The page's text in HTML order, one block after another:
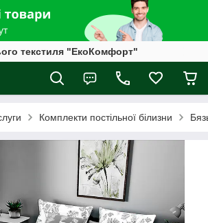
текстиля "ЕкоКомфорт"
Комплекти постільної білизни